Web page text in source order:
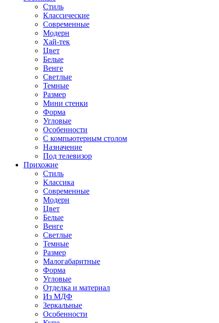
Стиль
Классические
Современные
Модерн
Хай-тек
Цвет
Белые
Венге
Светлые
Темные
Размер
Мини стенки
Форма
Угловые
Особенности
С компьютерным столом
Назначение
Под телевизор
Прихожие
Стиль
Классика
Современные
Модерн
Цвет
Белые
Венге
Светлые
Темные
Размер
Малогабаритные
Форма
Угловые
Отделка и материал
Из МДФ
Зеркальные
Особенности